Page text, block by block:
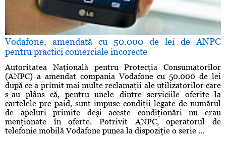
Vodafone, amendată cu 50.000 de lei de ANPC
pentru practici comerciale incorecte
Autoritatea Naţională pentru Protecţia Consumatorilor
(ANPC) a amendat compania Vodafone cu 50.000 de lei
după ce a primit mai multe reclamaţii ale utilizatorilor care
s-au plâns că, pentru unele dintre serviciile oferite la
cartelele pre-paid, sunt impuse condiţii legate de numărul
de apeluri primite deşi aceste condiţionări nu erau
menţionate în oferte. Potrivit ANPC, operatorul de
telefonie mobilă Vodafone punea la dispoziţie o serie ...